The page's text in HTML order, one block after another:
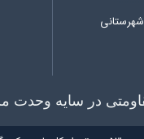
در سایه وحدت